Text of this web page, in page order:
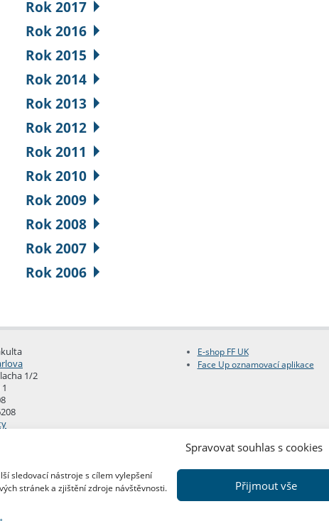
Spravovat souhlas s cookies
sledovací nástroje s cílem vylepšení
stránek a zjištění zdroje návštěvnosti.
Přijmout vše
Rok 2017
Rok 2016
Rok 2015
Rok 2014
Rok 2013
Rok 2012
Rok 2011
Rok 2010
Rok 2009
Rok 2008
Rok 2007
Rok 2006
1/2
E-shop FF UK
Face Up oznamovací aplikace